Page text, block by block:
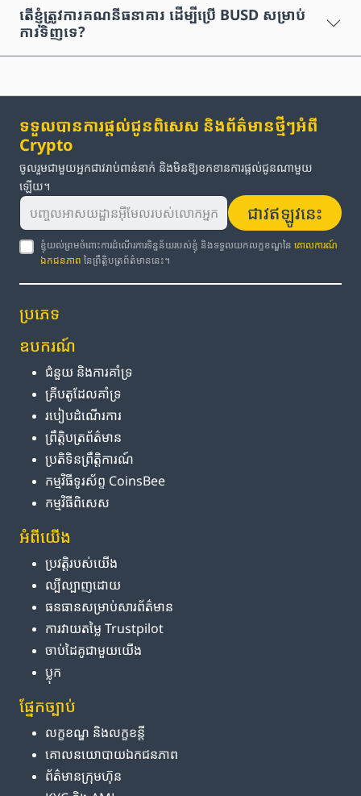
តើខ្ញុំត្រូវការគណនីធនាគារ ដើម្បីប្រើ BUSD សម្រាប់
ការទិញទេ?
ទទួលបានការផ្តល់ជូនពិសេស និងព័ត៌មានថ្មីៗអំពី
Crypto
ចូលរួមជាមួយអ្នកជាវរាប់ពាន់នាក់ និងមិនឱ្យខកខានការផ្តល់ជូនណាមួយ
ឡើយ។
ជាវឥឡូវនេះ
ខ្ញុំយល់ព្រមចំពោះការដំណើរការទិន្នន័យរបស់ខ្ញុំ និងទទួលយកលក្ខខណ្ឌនៃគោលការណ៍
ឯកជនភាព នៃព្រឹត្តិបត្រព័ត៌មាននេះ។
ប្រភេទ
ឧបករណ៍
ជំនួយ និង​ការ​គាំទ្រ
គ្រីបតូ​ដែល​គាំទ្រ
របៀប​ដំណើរការ
ព្រឹត្តិបត្រ​ព័ត៌មាន
ប្រតិទិន​ព្រឹត្តិការណ៍
កម្មវិធី​ទូរស័ព្ទ CoinsBee
កម្មវិធីពិសេស
អំពី​យើង
ប្រវត្តិ​របស់​យើង
ល្បីល្បាញ​ដោយ
ធនធាន​សម្រាប់​សារព័ត៌មាន
ការ​វាយតម្លៃ Trustpilot
ចាប់ដៃគូ​ជាមួយ​យើង
ប្លុក
ផ្នែក​ច្បាប់
លក្ខខណ្ឌ និង​លក្ខខន្តី
គោលនយោបាយ​ឯកជនភាព
ព័ត៌មាន​ក្រុមហ៊ុន